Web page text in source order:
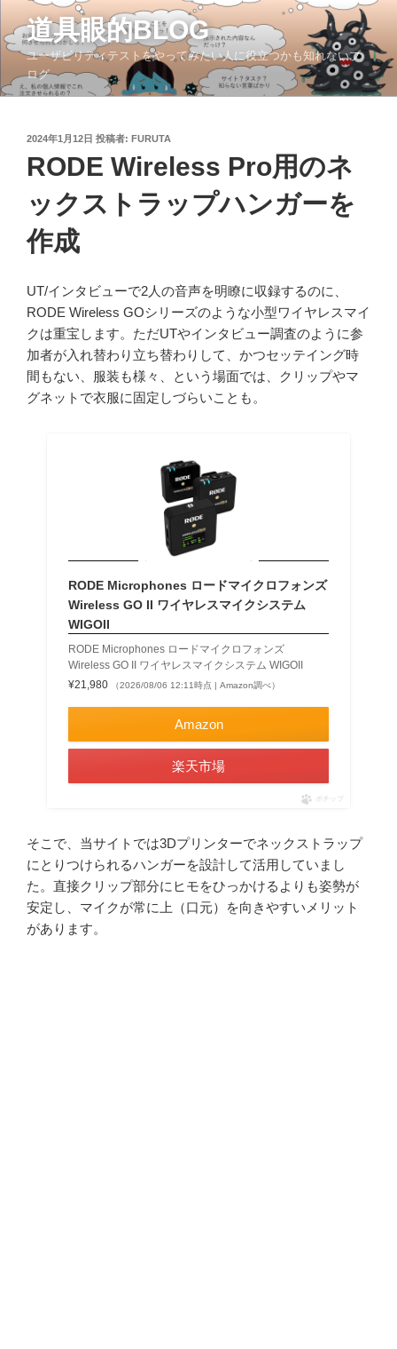
ン
テ
ツ
道具眼的BLOG
ユーザビリティテストをやってみたい人に役立つかも知れないブ
ログ
投
日:
2024年1月12日 投稿者: FURUTA
RODE Wireless Pro用のネ
ックストラップハンガーを
作成
UT/インタビューで2人の音声を明瞭に収録するのに、
RODE Wireless GOシリーズのような小型ワイヤレスマイ
クは重宝します。ただUTやインタビュー調査のように参
加者が入れ替わり立ち替わりして、かつセッテイング時
間もない、服装も様々、という場面では、クリップやマ
グネットで衣服に固定しづらいことも。
RODE Microphones ロードマイクロフォンズ
Wireless GO II ワイヤレスマイクシステム
WIGOII
RODE Microphones ロードマイクロフォンズ
Wireless GO II ワイヤレスマイクシステム WIGOII
¥21,980
（2026/08/06 12:11時点 | Amazon調べ）
Amazon
楽天市場
ポチップ
そこで、当サイトでは3Dプリンターでネックストラップ
にとりつけられるハンガーを設計して活用していまし
た。直接クリップ部分にヒモをひっかけるよりも姿勢が
安定し、マイクが常に上（口元）を向きやすいメリット
があります。